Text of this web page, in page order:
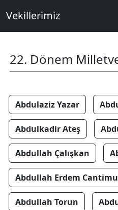
Vekillerimiz
22. Dönem
Abdulaziz Yazar
Abdulkadir Ateş
Abdullah Çalışkan
Abdullah Erdem
Abdullah Torun